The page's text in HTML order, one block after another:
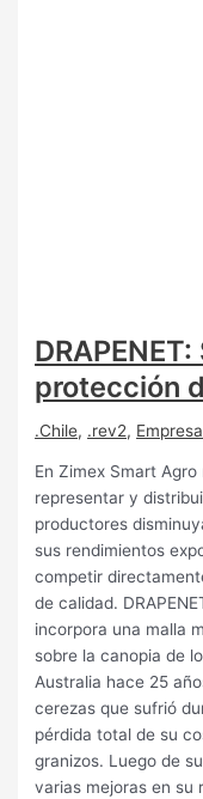
protección
.Chile, .rev2,
En Zimex Smart
representar y
productores
sus rendimientos
competir
de calidad.
incorpora una malla
sobre la canopia de
Australia hace 25
cerezas que sufrió
pérdida total de su
granizos. Luego de
varias mejoras en su